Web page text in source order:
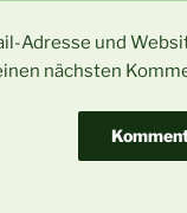
Adresse und
nächsten